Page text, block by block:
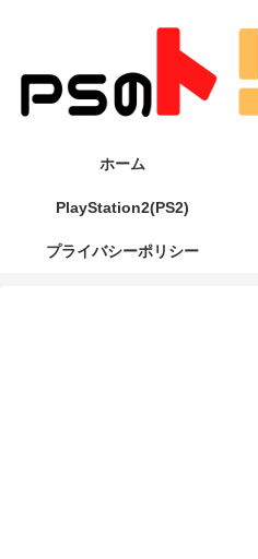
ホーム
PlayStation2(PS2)
プライバシーポリシー